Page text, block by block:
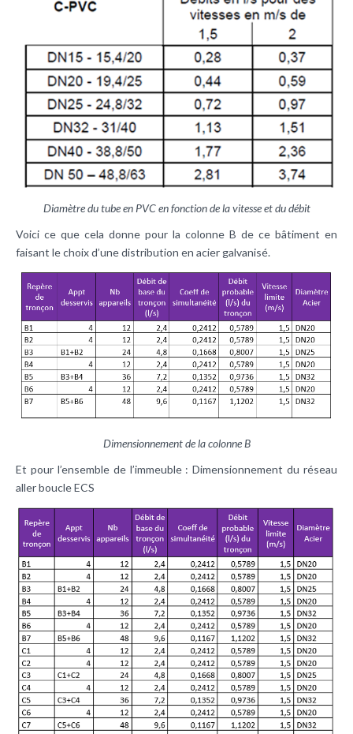
Diamètre du tube en PVC en fonction de la vitesse et du débit
Voici ce que cela donne pour la colonne B de ce bâtiment en
faisant le choix d’une distribution en acier galvanisé.
Dimensionnement de la colonne B
Et pour l’ensemble de l’immeuble : Dimensionnement du réseau
aller boucle ECS